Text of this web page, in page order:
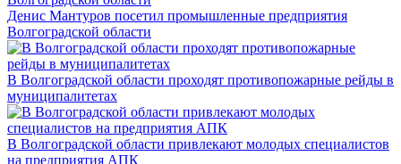
Денис Мантуров посетил промышленные предприятия
Волгоградской области
В Волгоградской области проходят противопожарные рейды в
муниципалитетах
В Волгоградской области привлекают молодых специалистов
на предприятия АПК